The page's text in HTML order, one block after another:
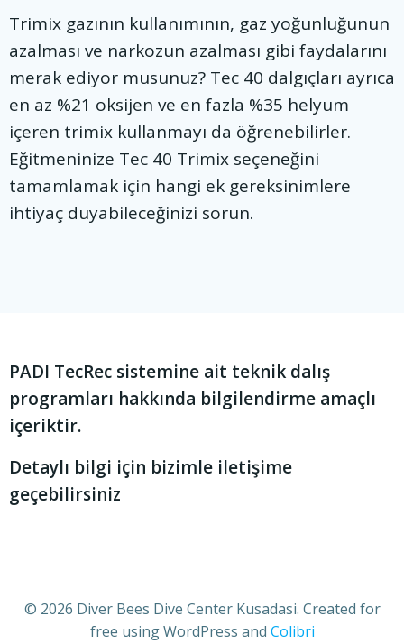
Trimix gazının kullanımının, gaz yoğunluğunun
azalması ve narkozun azalması gibi faydalarını
merak ediyor musunuz? Tec 40 dalgıçları ayrıca
en az %21 oksijen ve en fazla %35 helyum
içeren trimix kullanmayı da öğrenebilirler.
Eğitmeninize Tec 40 Trimix seçeneğini
tamamlamak için hangi ek gereksinimlere
ihtiyaç duyabileceğinizi sorun.
PADI TecRec sistemine ait teknik dalış
programları hakkında bilgilendirme amaçlı
içeriktir.
Detaylı bilgi için bizimle iletişime
geçebilirsiniz
© 2026 Diver Bees Dive Center Kusadasi. Created for
free using WordPress and Colibri